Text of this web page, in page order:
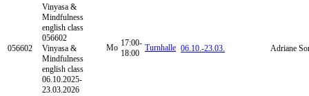
056602
Vinyasa &
Mindfulness
english class
056602
Vinyasa &
Mindfulness
english class
06.10.2025-
23.03.2026
Mo 17:00-
18:00
Turnhalle 06.10.-23.03. Adriane